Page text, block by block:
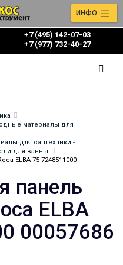
+7 (495) 142-07-03
‎‎+7 (977) 732-40-27
ИНФО
материалы для
для сантехники -
для ванны
ELBA 75 7248511000
панель
ELBA
00057686